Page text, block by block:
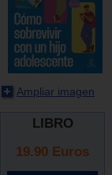
Ampliar imagen
LIBRO
19.90 Euros